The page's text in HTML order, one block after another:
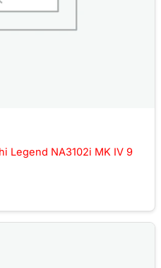
Legend NA3102i MK IV 9